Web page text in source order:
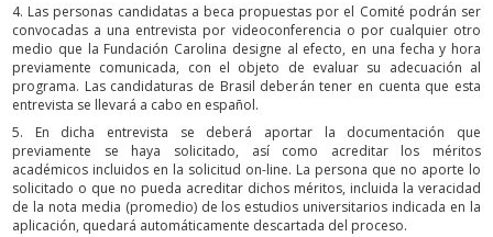
4. Las personas candidatas a beca propuestas por el Comité podrán ser
convocadas a una entrevista por videoconferencia o por cualquier otro
medio que la Fundación Carolina designe al efecto, en una fecha y hora
previamente comunicada, con el objeto de evaluar su adecuación al
programa. Las candidaturas de Brasil deberán tener en cuenta que esta
entrevista se llevará a cabo en español.
5. En dicha entrevista se deberá aportar la documentación que
previamente se haya solicitado, así como acreditar los méritos
académicos incluidos en la solicitud on-line. La persona que no aporte lo
solicitado o que no pueda acreditar dichos méritos, incluida la veracidad
de la nota media (promedio) de los estudios universitarios indicada en la
aplicación, quedará automáticamente descartada del proceso.